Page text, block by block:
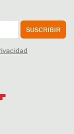
SUSCRIBIR